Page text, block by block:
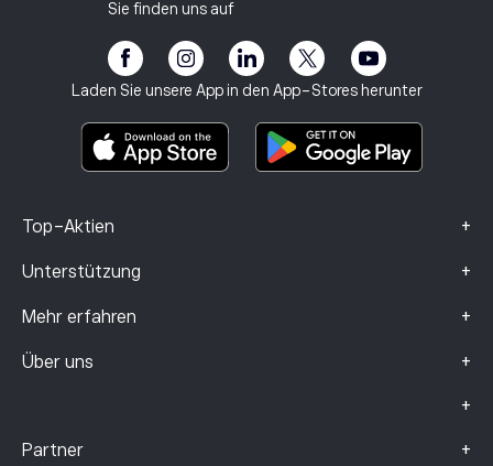
Sie finden uns auf
Laden Sie unsere App in den App-Stores herunter
Top-Aktien +
Unterstützung +
Mehr erfahren +
eToro Akademie
Über uns +
Impressum
+
Regulierung
Risikohinweis
Geschäftsbedingungen
Basisinformationsblatt
Beschwerdedaten (FCA-Kunden)
Partner +
Partnerprogramm
Anlageversicherung